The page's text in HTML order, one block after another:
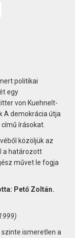
politikai
egy
von Kuehnelt-
A demokrácia útja
írásokat.
közöljük az
a határozott
művet le fogja
Pető Zoltán.
szinte ismeretlen a